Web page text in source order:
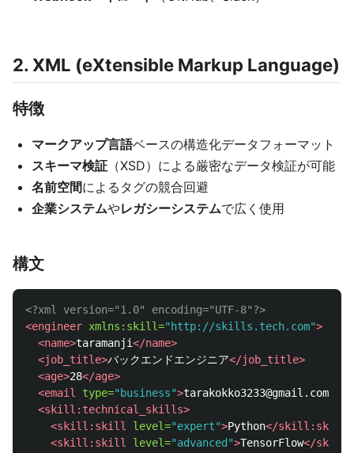
2. XML (eXtensible Markup Language)
特徴
マークアップ言語ベースの構造化データフォーマット
スキーマ検証 （XSD）による厳密なデータ検証が可能
名前空間によるタグの競合回避
企業システムやレガシーシステムで広く使用
構文
<?xml version="1.0" encoding="UTF-8"?>
<engineer xmlns:skill="http://skills.tech.com">
<name>taramanji</name>
<job_title>バックエンドエンジニア</job_title>
<age>28</age>
<email
type="business">tarakokko3233@gmail.com
<skill:technical_skills>
<skill:skill
level="expert">Python</skill:skill>
<skill:skill
level="advanced">TensorFlow</